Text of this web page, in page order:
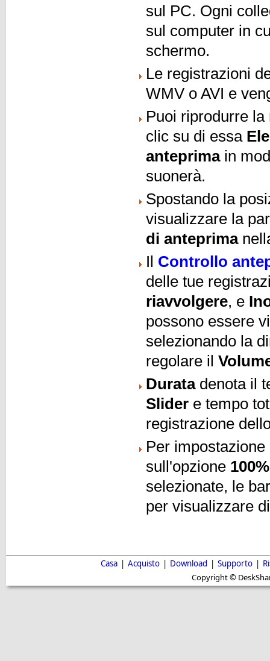
sul PC. Ogni
sul computer in
schermo.
Le registrazioni
WMV o AVI e
Puoi riprodurre
clic su di essa
anteprimain
suonerà.
Spostando la
visualizzare la
di anteprima
Il Controllo
delle tue
riavvolgere, e
possono essere
selezionando la
regolare il
Duratadenota il
Slider e tempo
registrazione
Per
sull'opzione 100%
selezionate, le
per visualizzare
Casa | Acquisto | Download | Supporto |
Copyright ©